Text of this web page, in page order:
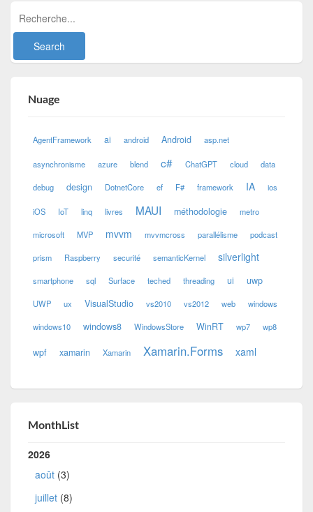
Nuage
AgentFramework ai android Android asp.net
asynchronisme azure blend c# ChatGPT cloud data
debug design DotnetCore ef F# framework IA ios
iOS IoT linq livres MAUI méthodologie metro
microsoft MVP mvvm mvvmcross parallélisme podcast
prism Raspberry securité semanticKernel silverlight
smartphone sql Surface teched threading ui uwp
UWP ux VisualStudio vs2010 vs2012 web windows
windows10 windows8 WindowsStore WinRT wp7 wp8
wpf xamarin Xamarin Xamarin.Forms xaml
MonthList
2026
août (3)
juillet (8)